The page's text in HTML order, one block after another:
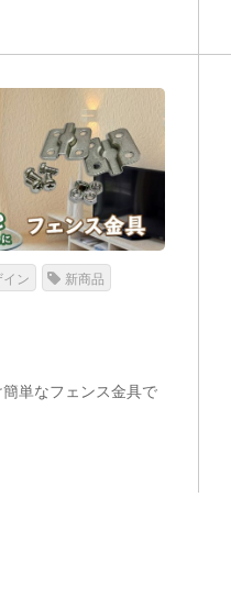
ン 新商品
単なフェンス金具で